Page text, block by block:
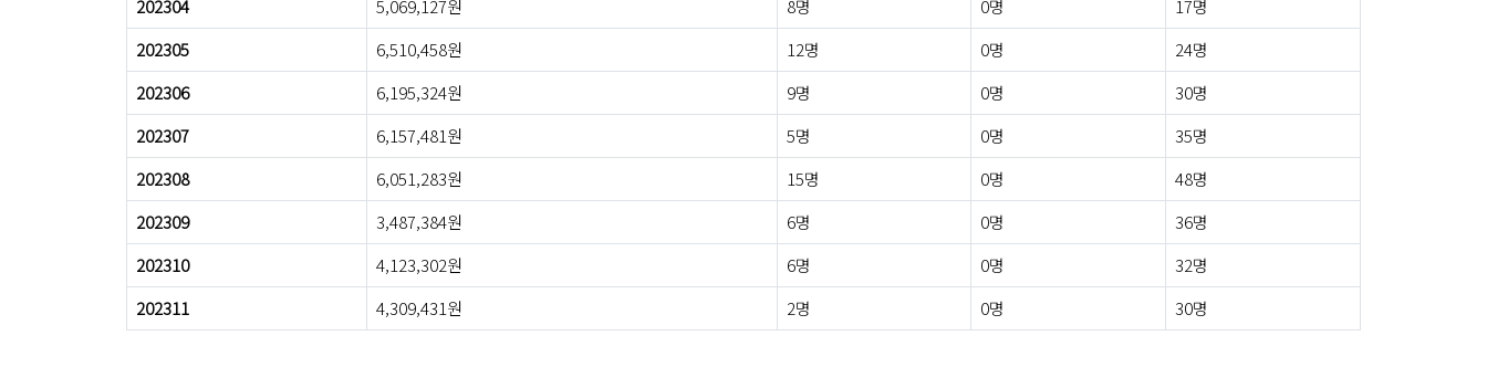
202304
5,069,127원 8명 0명
17명
202305
6,510,458원 12명 0명
24명
202306
6,195,324원 9명 0명
30명
202307
6,157,481원 5명 0명
35명
202308
6,051,283원 15명 0명
48명
202309
3,487,384원 6명 0명
36명
202310
4,123,302원 6명 0명
32명
202311
4,309,431원 2명 0명 30명